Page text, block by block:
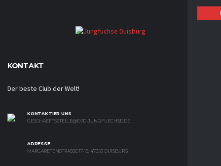
KONTAKT
Der beste Club der Welt!
KONTAKTIER UNS
GESCHAEFTSSTELLE@EVD-JUNGFUECHSE.DE
ADRESSE
MARGARETENSTRASSE 17-19, 47053 DUISBURG